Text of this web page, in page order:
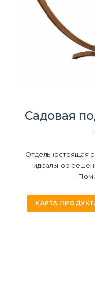
Садовая
Отдельностоящая
идеальное
КАРТА